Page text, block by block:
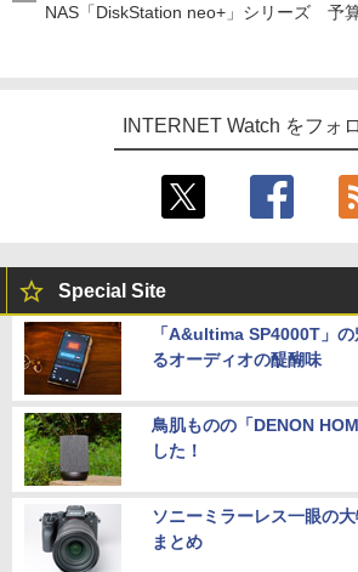
NAS「DiskStation neo+」シリーズ 予算
INTERNET Watch をフォ
Special Site
「A&ultima SP4000T」
るオーディオの醍醐味
鳥肌ものの「DENON
した！
ソニーミラーレス一眼の
まとめ